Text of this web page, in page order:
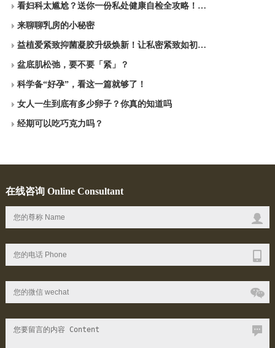
看妇科太尴尬？送你一份私处健康自检全攻略！…
来聊聊乳房的小秘密
益植爱紧致抑菌凝胶升级焕新！让私密紧致如初…
盆底肌松弛，要不要「紧」？
科学备“好孕”，看这一篇就够了！
女人一生到底有多少卵子？你真的知道吗
经期可以吃巧克力吗？
在线咨询 Online Consultant